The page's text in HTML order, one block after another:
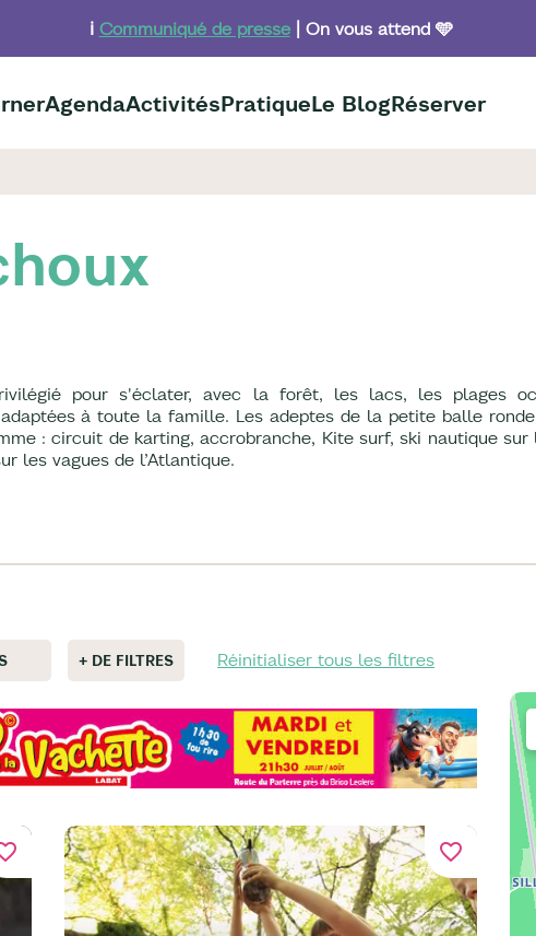
ℹ️ Communiqué de presse| On vous attend 🩵
AgendaActivitésPratiqueLe BlogRéserver
pour s'éclater, avec la forêt, les lacs, les plages
à toute la famille. Les adeptes de la petite balle
: circuit de karting, accrobranche, Kite surf, ski nautique sur
les vagues de l’Atlantique.
+ DE FILTRES Réinitialiser tous les filtres
favorite_border